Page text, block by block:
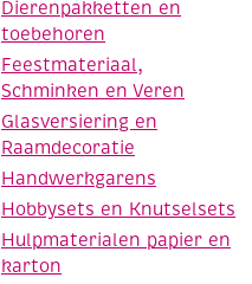
Dierenpakketten en
toebehoren
Feestmateriaal,
Schminken en Veren
Glasversiering en
Raamdecoratie
Handwerkgarens
Hobbysets en Knutselsets
Hulpmaterialen papier en
karton